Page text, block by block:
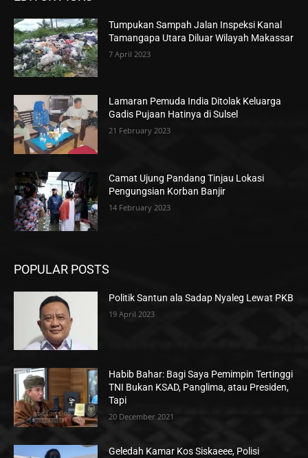
Tumpukan Sampah Jalan Inspeksi Kanal
Tamangapa Utara Diluar Wilayah Makassar
7 April 2023
Lamaran Pemuda India Ditolak Keluarga
Gadis Pujaan Hatinya di Sulsel
21 February 2023
Camat Ujung Pandang Tinjau Lokasi
Pengungsian Korban Banjir
14 February 2023
POPULAR POSTS
Politik Santun ala Sadap Nyaleg Lewat PKB
19 April 2023
Habib Bahar: Bagi Saya Pemimpin Tertinggi
TNI Bukan KSAD, Panglima, atau Presiden,
Tapi
20 December 2021
Geledah Kamar Kos Siskaeee, Polisi